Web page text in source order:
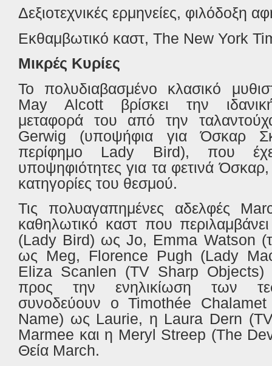
Δεξιοτεχνικές ερμηνείες, φιλόδοξη
Εκθαμβωτικό καστ, The New York
Μικρές Κυρίες
Το πολυδιαβασμένο κλασικό
May
Alcott βρίσκει την
μεταφορά του από την
Gerwig
(υποψήφια για Όσκαρ
περίφημο Lady Bird), που
υποψηφιότητες για τα φετινά Όσκαρ,
κατηγορίες του θεσμού.
Τις πολυαγαπημένες αδελφές
καθηλωτικό καστ που
(Lady Bird) ωςJo, Emma Watson
ως Meg, Florence Pugh (Lady
Eliza Scanlen (TV Sharp Objects)
προς την ενηλικίωση των
συνοδεύουν o Timothée Chalamet
Name) ως Laurie, η Laura Dern (
Marmee και η Meryl Streep (The
Θεία March.